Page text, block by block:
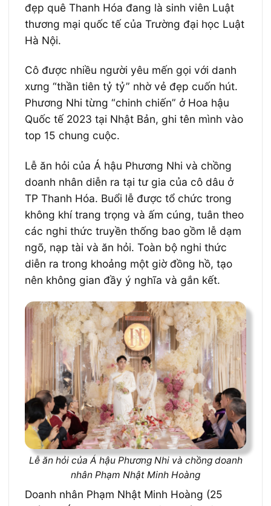
đẹp quê Thanh Hóa đang là sinh viên Luật
thương mại quốc tế của Trường đại học Luật
Hà Nội.
Cô được nhiều người yêu mến gọi với danh
xưng “thần tiên tỷ tỷ” nhờ vẻ đẹp cuốn hút.
Phương Nhi từng “chinh chiến” ở Hoa hậu
Quốc tế 2023 tại Nhật Bản, ghi tên mình vào
top 15 chung cuộc.
Lễ ăn hỏi của Á hậu Phương Nhi và chồng
doanh nhân diễn ra tại tư gia của cô dâu ở
TP Thanh Hóa. Buổi lễ được tổ chức trong
không khí trang trọng và ấm cúng, tuân theo
các nghi thức truyền thống bao gồm lễ dạm
ngõ, nạp tài và ăn hỏi. Toàn bộ nghi thức
diễn ra trong khoảng một giờ đồng hồ, tạo
nên không gian đầy ý nghĩa và gắn kết.
Lễ ăn hỏi của Á hậu Phương Nhi và chồng doanh
nhân Phạm Nhật Minh Hoàng
Doanh nhân Phạm Nhật Minh Hoàng (25